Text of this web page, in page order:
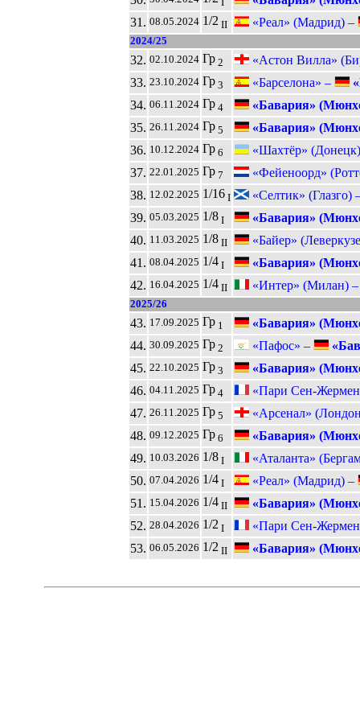
31. 08.05.2024 1/2 II «Реал» (Мадрид) –
2024/25
32. 02.10.2024 Гр 2
«Астон Вилла»
33. 23.10.2024 Гр 3 «Барселона» –
34. 06.11.2024 Гр 4
«Бавария»
35. 26.11.2024 Гр 5
«Бавария»
36. 10.12.2024 Гр 6
«Шахтёр»
37. 22.01.2025 Гр 7
«Фейеноорд»
38. 12.02.2025 1/16 I
«Селтик» (Глазго)
39. 05.03.2025 1/8 I
«Бавария»
40. 11.03.2025 1/8 II
«Байер»
41. 08.04.2025 1/4 I
«Бавария»
42. 16.04.2025 1/4 II «Интер» (Милан)
2025/26
43. 17.09.2025 Гр 1
«Бавария»
44. 30.09.2025 Гр 2 «Пафос» –
45. 22.10.2025 Гр 3
«Бавария»
46. 04.11.2025 Гр 4
«Пари Сен-
47. 26.11.2025 Гр 5
«Арсенал»
48. 09.12.2025 Гр 6
«Бавария»
49. 10.03.2026 1/8 I
«Аталанта»
50. 07.04.2026 1/4 I
«Реал» (Мадрид) –
51. 15.04.2026 1/4 II
«Бавария»
52. 28.04.2026 1/2 I
«Пари Сен-
53. 06.05.2026 1/2 II «Бавария»